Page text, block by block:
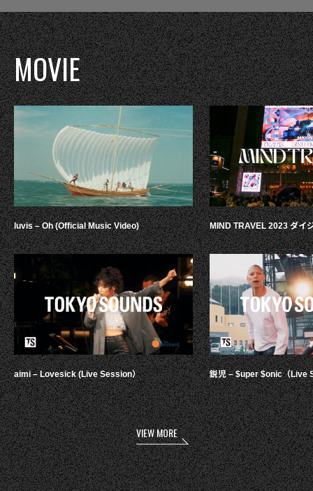
MOVIE
luvis – Oh (Official Music Video)
aimi – Lovesick (Live Session）
MIND TRAVEL 2023 ダイ
鋭児 – $uper $onic（Live
VIEW MORE